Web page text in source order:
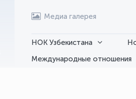
Медиа галерея
НОК Узбекистана
Международные отношения